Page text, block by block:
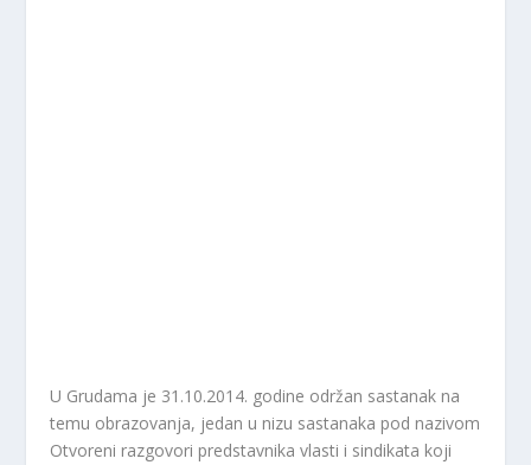
U Grudama je 31.10.2014. godine održan sastanak na
temu obrazovanja, jedan u nizu sastanaka pod nazivom
Otvoreni razgovori predstavnika vlasti i sindikata koji